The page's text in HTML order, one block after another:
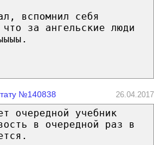
вспомнил себя
за ангельские люди
№140838 26.04.2017
очередной учебник
в очередной раз в